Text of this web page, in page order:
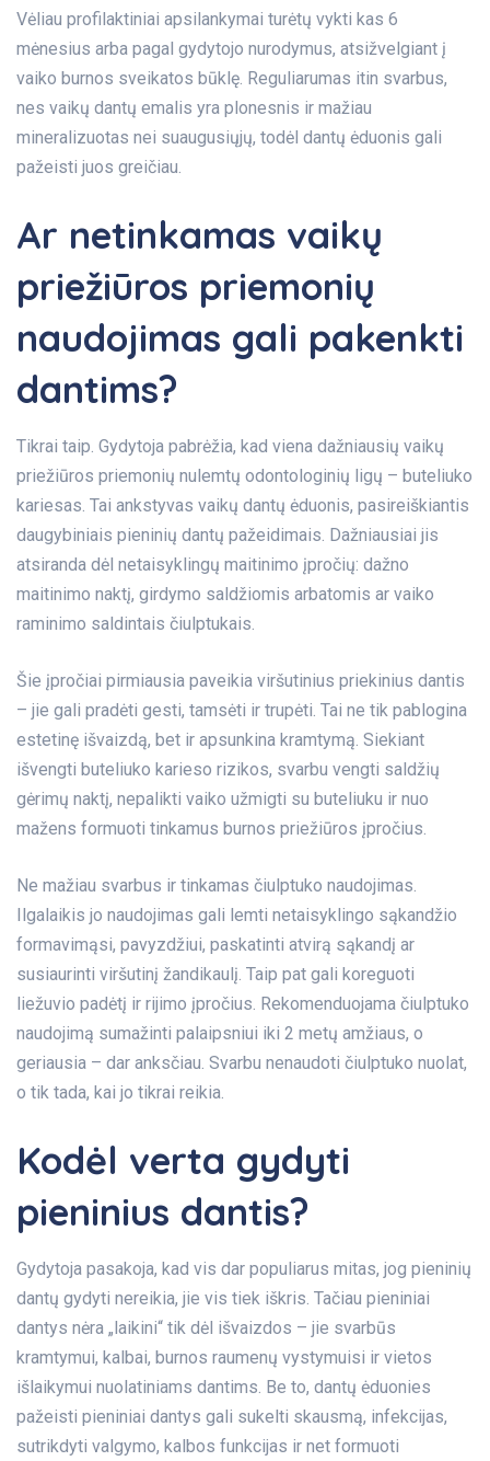
Vėliau profilaktiniai apsilankymai turėtų vykti kas 6
mėnesius arba pagal gydytojo nurodymus, atsižvelgiant į
vaiko burnos sveikatos būklę. Reguliarumas itin svarbus,
nes vaikų dantų emalis yra plonesnis ir mažiau
mineralizuotas nei suaugusiųjų, todėl dantų ėduonis gali
pažeisti juos greičiau.
Ar netinkamas vaikų
priežiūros priemonių
naudojimas gali pakenkti
dantims?
Tikrai taip. Gydytoja pabrėžia, kad viena dažniausių vaikų
priežiūros priemonių nulemtų odontologinių ligų – buteliuko
kariesas. Tai ankstyvas vaikų dantų ėduonis, pasireiškiantis
daugybiniais pieninių dantų pažeidimais. Dažniausiai jis
atsiranda dėl netaisyklingų maitinimo įpročių: dažno
maitinimo naktį, girdymo saldžiomis arbatomis ar vaiko
raminimo saldintais čiulptukais.
Šie įpročiai pirmiausia paveikia viršutinius priekinius dantis
– jie gali pradėti gesti, tamsėti ir trupėti. Tai ne tik pablogina
estetinę išvaizdą, bet ir apsunkina kramtymą. Siekiant
išvengti buteliuko karieso rizikos, svarbu vengti saldžių
gėrimų naktį, nepalikti vaiko užmigti su buteliuku ir nuo
mažens formuoti tinkamus burnos priežiūros įpročius.
Ne mažiau svarbus ir tinkamas čiulptuko naudojimas.
Ilgalaikis jo naudojimas gali lemti netaisyklingo sąkandžio
formavimąsi, pavyzdžiui, paskatinti atvirą sąkandį ar
susiaurinti viršutinį žandikaulį. Taip pat gali koreguoti
liežuvio padėtį ir rijimo įpročius. Rekomenduojama čiulptuko
naudojimą sumažinti palaipsniui iki 2 metų amžiaus, o
geriausia – dar anksčiau. Svarbu nenaudoti čiulptuko nuolat,
o tik tada, kai jo tikrai reikia.
Kodėl verta gydyti
pieninius dantis?
Gydytoja pasakoja, kad vis dar populiarus mitas, jog pieninių
dantų gydyti nereikia, jie vis tiek iškris. Tačiau pieniniai
dantys nėra „laikini“ tik dėl išvaizdos – jie svarbūs
kramtymui, kalbai, burnos raumenų vystymuisi ir vietos
išlaikymui nuolatiniams dantims. Be to, dantų ėduonies
pažeisti pieniniai dantys gali sukelti skausmą, infekcijas,
sutrikdyti valgymo, kalbos funkcijas ir net formuoti